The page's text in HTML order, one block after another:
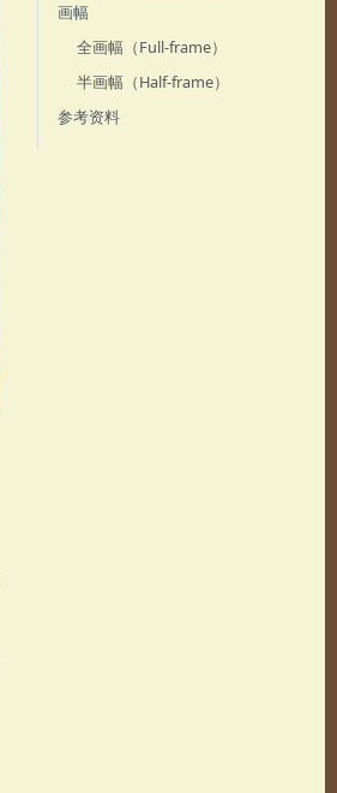
画幅
全画幅（Full-frame）
半画幅（Half-frame）
参考资料